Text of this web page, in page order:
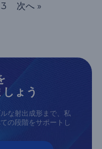
3 次へ »
ょう
な射出成形まで、私
の段階をサポートし